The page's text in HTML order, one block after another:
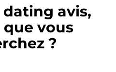
dating avis,
que vous
?